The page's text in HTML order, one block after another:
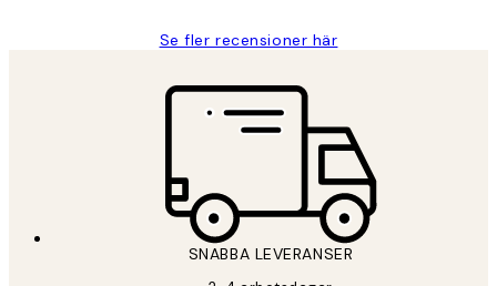
Se fler recensioner här
SNABBA LEVERANSER